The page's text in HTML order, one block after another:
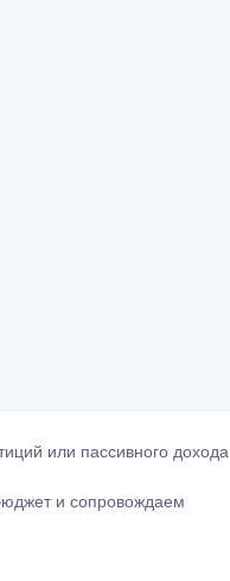
или пассивного дохода
и сопровождаем